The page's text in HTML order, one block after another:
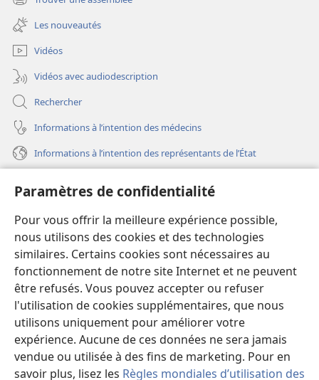
Paramètres de confidentialité
Pour vous offrir la meilleure expérience possible,
nous utilisons des cookies et des technologies
similaires. Certains cookies sont nécessaires au
fonctionnement de notre site Internet et ne peuvent
être refusés. Vous pouvez accepter ou refuser
l'utilisation de cookies supplémentaires, que nous
utilisons uniquement pour améliorer votre
expérience. Aucune de ces données ne sera jamais
vendue ou utilisée à des fins de marketing. Pour en
savoir plus, lisez les Règles mondiales d’utilisation des
nouvelle
fenêtre)
(ouvre
une
nouvelle
fenêtre)
Les nouveautés
Vidéos
Vidéos avec audiodescription
Rechercher
Informations à l’intention des médecins
Informations à l’intention des représentants de l’État
(ouvre
une
nouvelle
fenêtre)
Bibliothèque en ligne
(ouvre
une
nouvelle
fenêtre)
JW Hub®
(ouvre
une
nouvelle
fenêtre)
JW Library
Watchtower Library